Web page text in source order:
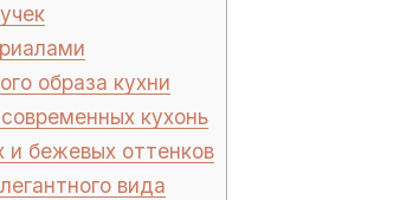
образа кухни
кухонь
и бежевых оттенков
вида